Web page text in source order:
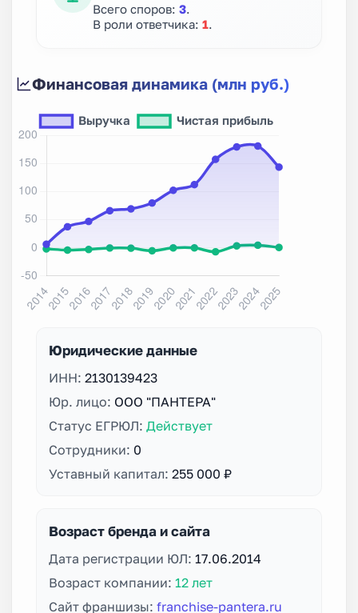
Всего споров: 3
В роли ответчика: 1
Финансовая динамика (млн руб.)
Юридические данные
ИНН: 2130139423
Юр. лицо: ООО "ПАНТЕРА"
Статус ЕГРЮЛ: Действует
Сотрудники: 0
Уставный капитал: 255 000 ₽
Возраст бренда и сайта
Дата регистрации ЮЛ: 17.06.2014
Возраст компании: 12 лет
Сайт франшизы: franchise-pantera.ru